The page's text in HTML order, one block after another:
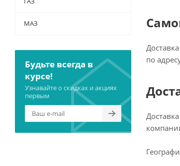
по
МАЗ
Будьте всегда в
курсе!
Узнавайте о скидках и акциях
первым